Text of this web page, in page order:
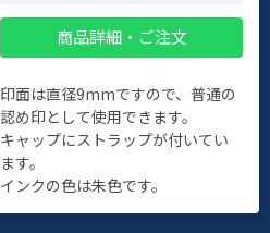
商品詳細・ご注文
印面は直径9mmですので、普通の
認め印として使用できます。
キャップにストラップが付いてい
ます。
インクの色は朱色です。